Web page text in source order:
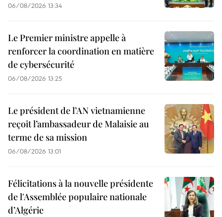
06/08/2026 13:34
Le Premier ministre appelle à
renforcer la coordination en matière
de cybersécurité
06/08/2026 13:25
Le président de l’AN vietnamienne
reçoit l’ambassadeur de Malaisie au
terme de sa mission
06/08/2026 13:01
Félicitations à la nouvelle présidente
de l'Assemblée populaire nationale
d’Algérie